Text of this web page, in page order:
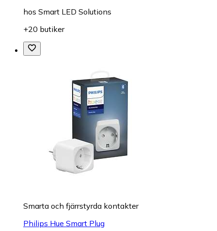
hos Smart LED Solutions
+20 butiker
Smarta och fjärrstyrda kontakter
Philips Hue Smart Plug